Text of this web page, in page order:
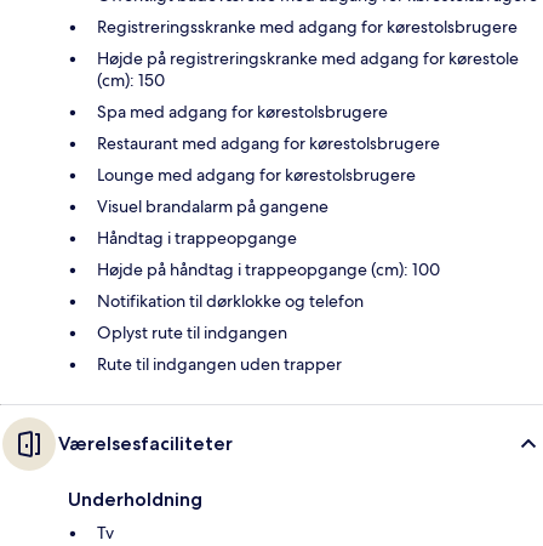
Registreringsskranke med adgang for kørestolsbrugere
Højde på registreringskranke med adgang for kørestole
(cm): 150
Spa med adgang for kørestolsbrugere
Restaurant med adgang for kørestolsbrugere
Lounge med adgang for kørestolsbrugere
Visuel brandalarm på gangene
Håndtag i trappeopgange
Højde på håndtag i trappeopgange (cm): 100
Notifikation til dørklokke og telefon
Oplyst rute til indgangen
Rute til indgangen uden trapper
Værelsesfaciliteter
Underholdning
Tv